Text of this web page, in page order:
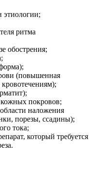
этиологии;
ритма
обострения;
(повышенная
кровотечениям);
покровов;
наложения
порезы, ссадины);
тока;
который требуется